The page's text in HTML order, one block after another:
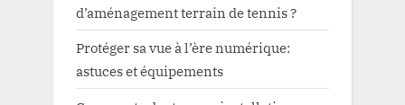
d’aménagement terrain de tennis ?
Protéger sa vue à l’ère numérique:
astuces et équipements